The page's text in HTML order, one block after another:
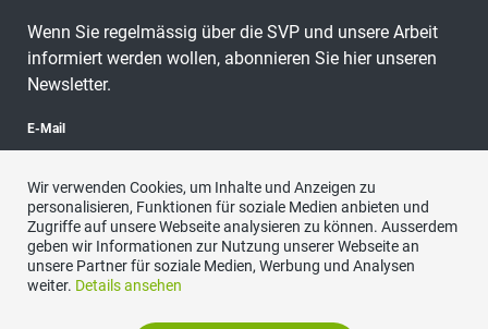
Wenn Sie regelmässig über die SVP und unsere Arbeit
informiert werden wollen, abonnieren Sie hier unseren
Newsletter.
E-Mail
abonnieren
Wir verwenden Cookies, um Inhalte und Anzeigen zu
personalisieren, Funktionen für soziale Medien anbieten und
Zugriffe auf unsere Webseite analysieren zu können. Ausserdem
geben wir Informationen zur Nutzung unserer Webseite an
unsere Partner für soziale Medien, Werbung und Analysen
weiter. Details ansehen